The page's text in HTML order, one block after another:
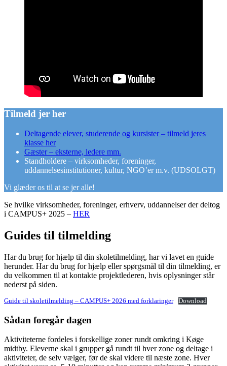
Tilmeld jer her
Deltagende elever, studerende og kursister – tilmeld jeres
klasse her
Gæster – eksterne, ledere mm.
Standholdere – virksomheder, foreninger,
uddannelsesinstitutioner, kultur, NGO’er m.v. (UDSOLGT)
Vi glæder os til at se jer alle!
Se hvilke virksomheder, foreninger, erhverv, uddannelser der deltog
i CAMPUS+ 2025 – HER
Guides til tilmelding
Har du brug for hjælp til din skoletilmelding, har vi lavet en guide
herunder. Har du brug for hjælp eller spørgsmål til din tilmelding, er
du velkommen til at kontakte projektlederen, hvis oplysninger står
nederst på siden.
Guide til skoletilmelding – CAMPUS+ 2026 med forklaringer Download
Sådan foregår dagen
Aktiviteterne fordeles i forskellige zoner rundt omkring i Køge
midtby. Eleverne skal i grupper gå rundt til hver zone og deltage i
aktiviteter, de selv vælger, før de skal videre til næste zone. Hver